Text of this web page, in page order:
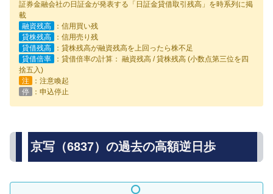
証券金融会社の日証金が発表する「日証金貸借取引残高」を時系列に掲
載
融資残高
：信用買い残
貸株残高
：信用売り残
貸借残高
：貸株残高が融資残高を上回ったら株不足
貸借倍率
：貸借倍率の計算： 融資残高 / 貸株残高 (小数点第三位を四
捨五入)
注
：注意喚起
停
：申込停止
京写（6837）の過去の高額逆日歩